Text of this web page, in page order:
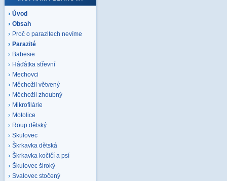
Úvod
Obsah
Proč o parazitech nevíme
Parazité
Babesie
Háďátka střevní
Mechovci
Měchožil větvený
Měchožil zhoubný
Mikrofilárie
Motolice
Roup dětský
Skulovec
Škrkavka dětská
Škrkavka kočičí a psí
Škulovec široký
Svalovec stočený